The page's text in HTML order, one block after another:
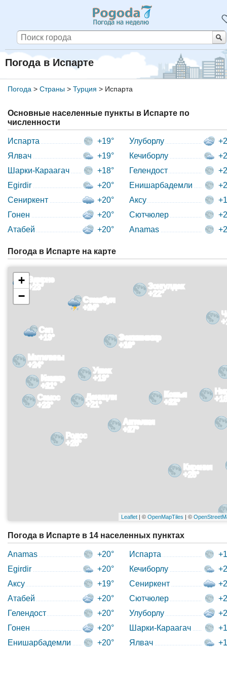
Погода в Испарте
Погода > Страны> Турция > Испарта
Основные населенные пункты в Испарте по
численности
Испарта
+19°
Ялвач
+19°
Шарки-Караагач
+18°
Egirdir
+20°
Сениркент
+20°
Гонен
+20°
Атабей
+20°
Улуборлу
Кечиборлу
Гелендост
Енишарбадемли
Аксу
Сютчюлер
Anamas
Погода в Испарте на карте
Стамбул
+24°
Анталия
+27°
Эскишехир
+16°
Кирения
+26°
Измир
+21°
Конья
+22°
Деницли
+21°
Ушак
+19°
Эдирне
+23°
Зонгулдак
+22°
Родос
+26°
Митилины
+24°
Can
+19°
Самос
+23°
+
−
Leaflet | ©OpenMapTiles | ©
Погода в Испарте в 14 населенных пунктах
Anamas
+20°
Egirdir
+20°
Аксу
+19°
Атабей
+20°
Гелендост
+20°
Гонен
+20°
Енишарбадемли
+20°
Испарта
Кечиборлу
Сениркент
Сютчюлер
Улуборлу
Шарки-Караагач
Ялвач